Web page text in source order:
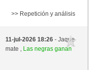
>> Repetición y análisis
11-jul-2026 18:26- Jaque
mate , Las negras ganan